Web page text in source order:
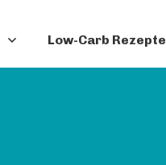
Low-Carb Rezepte